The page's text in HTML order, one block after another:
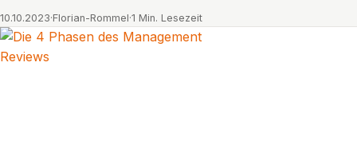
10.10.2023·Florian-Rommel·1 Min. Lesezeit